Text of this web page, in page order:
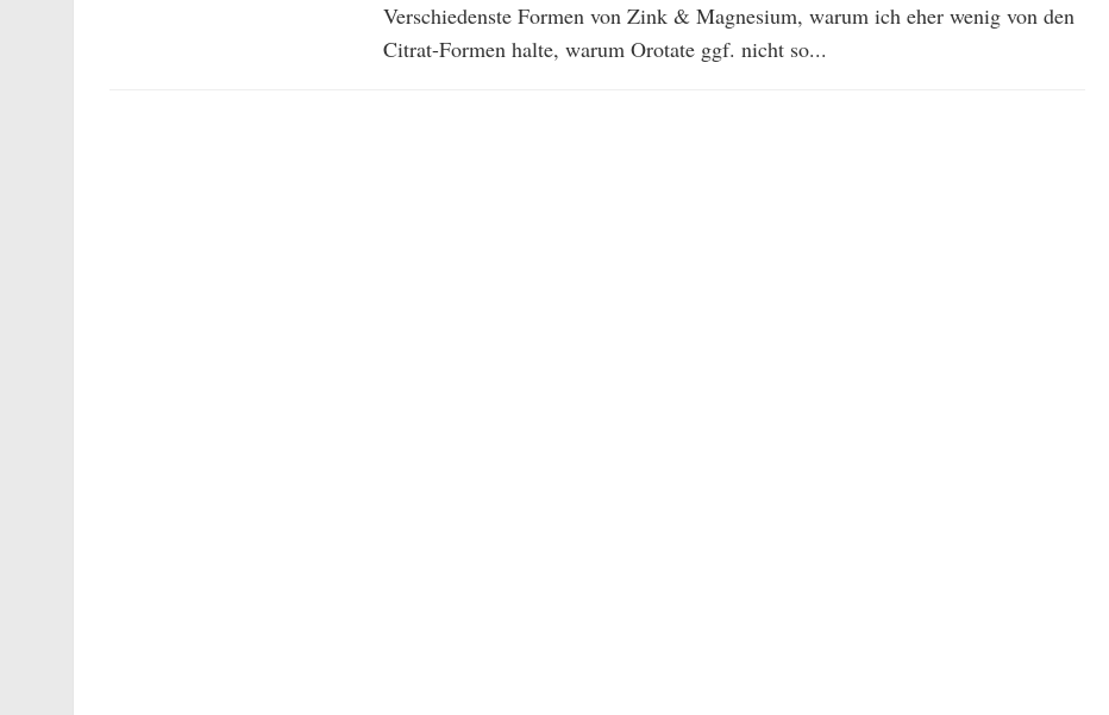
Verschiedenste Formen von Zink & Magnesium, warum ich eher wenig von den
Citrat-Formen halte, warum Orotate ggf. nicht so...